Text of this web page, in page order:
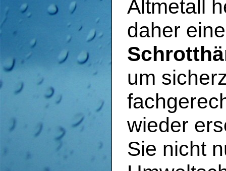
Altmetall
daher
um
wieder
Sie nicht